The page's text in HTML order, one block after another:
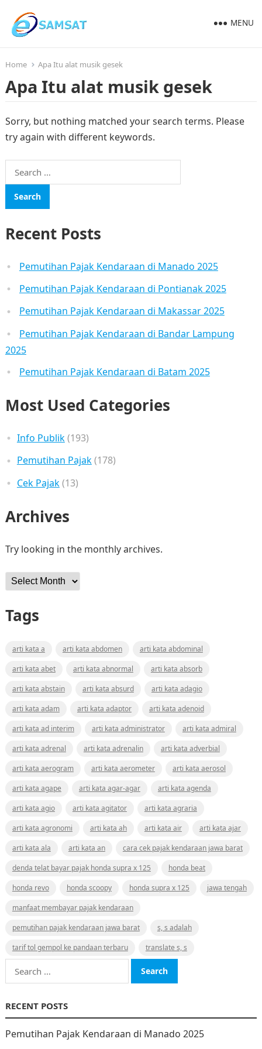
MENU
Home Apa Itu alat musik gesek
Apa Itu alat musik gesek
Sorry, but nothing matched your search terms. Please
try again with different keywords.
Search
for:
Recent Posts
Pemutihan Pajak Kendaraan di Manado 2025
Pemutihan Pajak Kendaraan di Pontianak 2025
Pemutihan Pajak Kendaraan di Makassar 2025
Pemutihan Pajak Kendaraan di Bandar Lampung
2025
Pemutihan Pajak Kendaraan di Batam 2025
Most Used Categories
Info Publik(193)
Pemutihan Pajak(178)
Cek Pajak(13)
Archives
Try looking in the monthly archives.
Archives
Tags
arti kata a arti kata abdomen
arti kata abdominal
arti kata abet
arti kata abnormal
arti kata absorb
arti kata abstain
arti kata absurd
arti kata adagio
arti kata adam
arti kata adaptor
arti kata adenoid
arti kata ad interim
arti kata administrator
arti kata admiral
arti kata adrenal
arti kata adrenalin
arti kata adverbial
arti kata aerogram
arti kata aerometer
arti kata aerosol
arti kata agape
arti kata agar-agar
arti kata agenda
arti kata agio
arti kata agitator
arti kata agraria
arti kata agronomi
arti kata ah arti kata air
arti kata ajar
arti kata ala
arti kata an
cara cek pajak kendaraan jawa barat
denda telat bayar pajak honda supra x 125
honda beat
honda revo
honda scoopy honda supra x 125
jawa tengah
manfaat membayar pajak kendaraan
pemutihan pajak kendaraan jawa barat
s, s adalah
tarif tol gempol ke pandaan terbaru
translate s, s
Search
for:
RECENT POSTS
Pemutihan Pajak Kendaraan di Manado 2025